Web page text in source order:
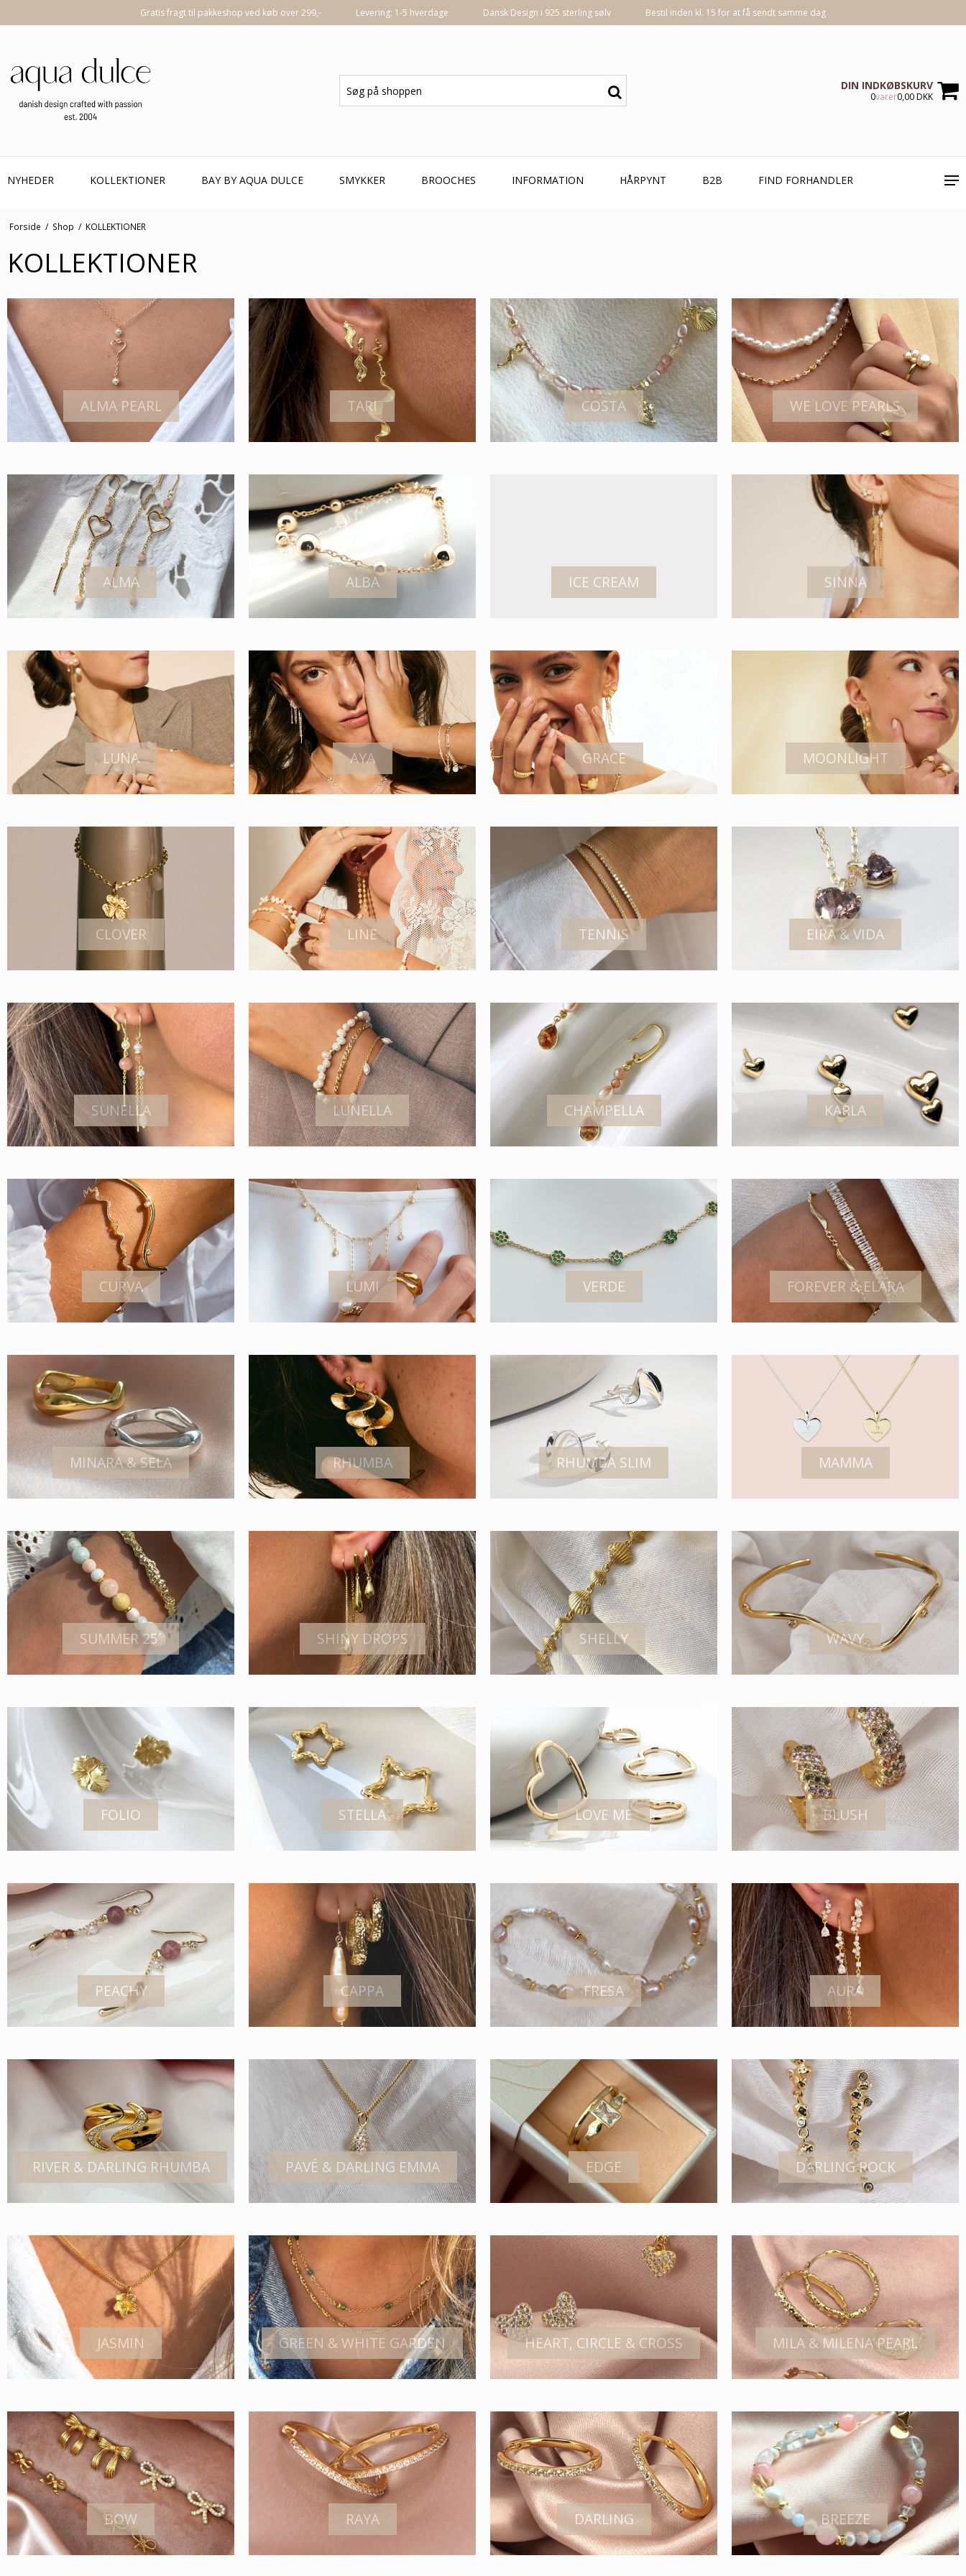
Gratis fragt til pakkeshop ved køb over 299,- Levering: 1-5 hverdage Dansk Design i 925 sterling sølv Bestil inden kl. 15 for at få sendt samme dag
DIN INDKØBSKURV
0varer0,00 DKK
NYHEDER KOLLEKTIONER BAY BY AQUA DULCE SMYKKER BROOCHES INFORMATION HÅRPYNT B2B FIND FORHANDLER
Forside / Shop / KOLLEKTIONER
KOLLEKTIONER
ALMA PEARL TARI COSTA WE LOVE PEARLS
ALMA ALBA ICE CREAM SINNA
LUNA AYA GRACE MOONLIGHT
CLOVER LINE TENNIS EIRA & VIDA
SUNELLA LUNELLA CHAMPELLA KARLA
CURVA LUMI VERDE FOREVER & ELARA
MINARA & SELA RHUMBA RHUMBA SLIM MAMMA
SUMMER 25´ SHINY DROPS SHELLY WAVY
FOLIO STELLA LOVE ME BLUSH
PEACHY CAPPA FRESA AURA
RIVER & DARLING RHUMBA PAVÉ & DARLING EMMA EDGE DARLING ROCK
JASMIN GREEN & WHITE GARDEN HEART, CIRCLE & CROSS MILA & MILENA PEARL
BOW RAYA DARLING BREEZE